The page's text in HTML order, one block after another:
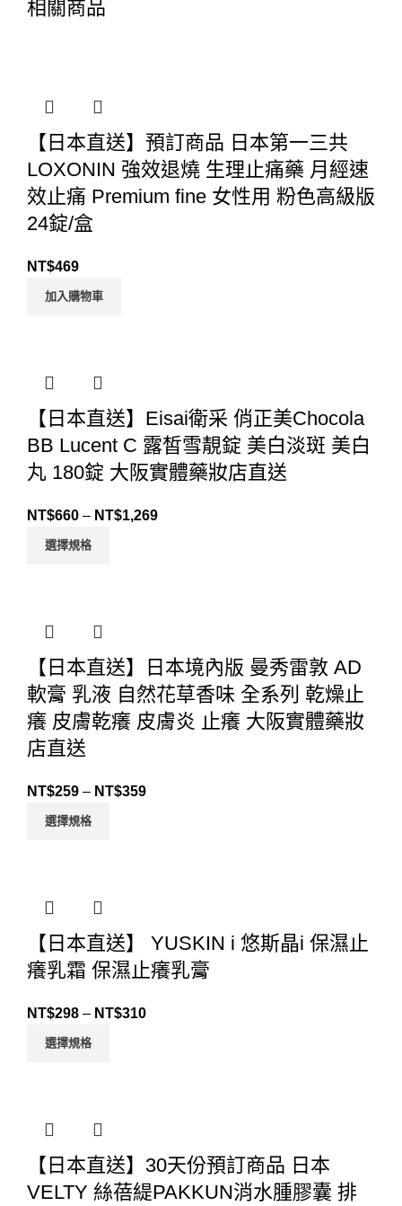
相關商品
【日本直送】預訂商品 日本第一三共
LOXONIN 強效退燒 生理止痛藥 月經速
效止痛 Premium fine 女性用 粉色高級版
24錠/盒
NT$469
加入購物車
【日本直送】Eisai衛采 俏正美Chocola
BB Lucent C 露皙雪靚錠 美白淡斑 美白
丸 180錠 大阪實體藥妝店直送
NT$660 – NT$1,269
選擇規格
【日本直送】日本境內版 曼秀雷敦 AD
軟膏 乳液 自然花草香味 全系列 乾燥止
癢 皮膚乾癢 皮膚炎 止癢 大阪實體藥妝
店直送
NT$259 – NT$359
選擇規格
【日本直送】 YUSKIN i 悠斯晶i 保濕止
癢乳霜 保濕止癢乳膏
NT$298 – NT$310
選擇規格
【日本直送】30天份預訂商品 日本
VELTY 絲蓓緹PAKKUN消水腫膠囊 排